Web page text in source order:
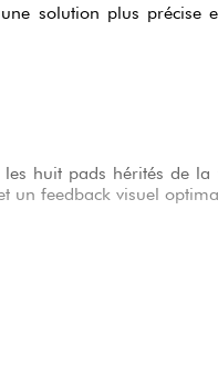
solution plus précise
huit pads hérités de la
un contrôle rythmique précis et un feedback visuel
enregistrement